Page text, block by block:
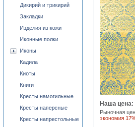
Наша цена:
Рыночная
экономия
Дикирий и трикирий
Закладки
Изделия из кожи
Иконные полки
Иконы
Кадила
Киоты
Книги
Кресты намогильные
Кресты наперсные
Кресты напрестольные